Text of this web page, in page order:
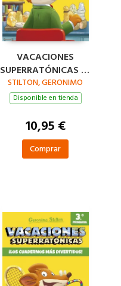
VACACIONES
SUPERRATÓNICAS 2º
PRIMARIA
STILTON, GERONIMO
Disponible en tienda
10,95 €
Comprar